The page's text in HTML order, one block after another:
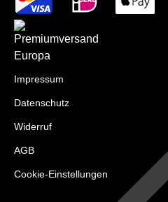
Impressum
Datenschutz
Widerruf
AGB
Cookie-Einstellungen